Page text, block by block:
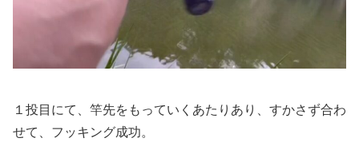
１投目にて、竿先をもっていくあたりあり、すかさず合わ
せて、フッキング成功。